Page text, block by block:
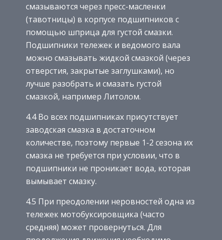
смазываются через пресс-масленки
(тавотницы) в корпусе подшипников с
помощью шприца для густой смазки.
Подшипники тележек и ведомого вала
можно смазывать жидкой смазкой (через
отверстия, закрытые заглушками), но
лучше разобрать и смазать густой
смазкой, например Литолом.
4.4 Во всех подшипниках присутствует
заводская смазка в достаточном
количестве, поэтому первые 1-2 сезона их
смазка не требуется при условии, что в
подшипники не проникает вода, которая
вымывает смазку.
4.5 При преодолении неровностей одна из
тележек мотобуксировщика (часто
средняя) может провернуться. Для